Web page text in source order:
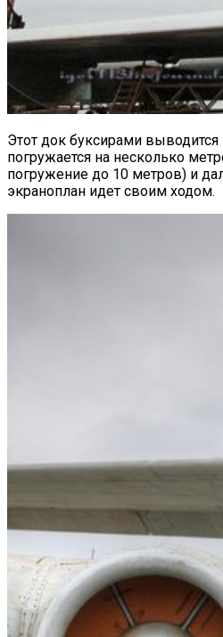
Этот док буксирами
погружается на несколько
погружение до 10 метров) и
экраноплан идет своим ходом.